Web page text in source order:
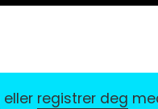
eller registrer deg